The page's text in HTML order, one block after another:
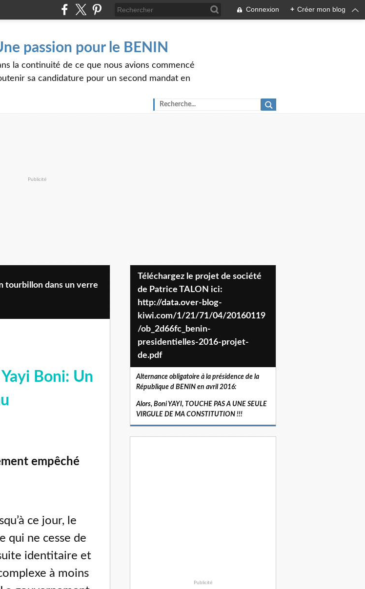
Connexion + Créer mon blog
passion pour le BENIN
la continuité de ce que nous avions commencé
sa candidature pour un second mandat en
Publicité
tourbillon dans un verre
Boni: Un
empêché
ce jour, le
qui ne cesse de
identitaire et
à moins
Téléchargez le projet de société
de Patrice TALON ici:
http://data.over-blog-
kiwi.com/1/21/71/04/20160119
/ob_2d66fc_benin-
presidentielles-2016-projet-
de.pdf
Alternance obligatoire à la présidence de la
République d BENIN en avril 2016:
Alors, Boni YAYI, TOUCHE PAS A UNE SEULE
VIRGULE DE MA CONSTITUTION !!!
Publicité